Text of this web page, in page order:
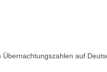
auf